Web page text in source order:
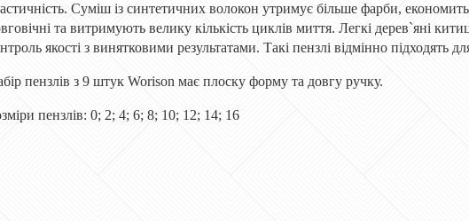
Суміш із синтетичних волокон утримує більше фарби,
та витримують велику кількість циклів миття. Легкі дерев`яні
якості з винятковими результатами. Такі пензлі відмінно підходять
пензлів з 9 штук Worison має плоску форму та довгу ручку.
пензлів: 0; 2; 4; 6; 8; 10; 12; 14; 16